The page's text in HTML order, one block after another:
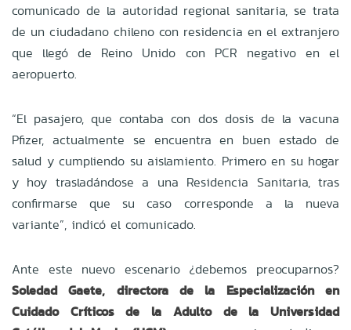
comunicado de la autoridad regional sanitaria, se trata
de un ciudadano chileno con residencia en el extranjero
que llegó de Reino Unido con PCR negativo en el
aeropuerto.
“El pasajero, que contaba con dos dosis de la vacuna
Pfizer, actualmente se encuentra en buen estado de
salud y cumpliendo su aislamiento. Primero en su hogar
y hoy trasladándose a una Residencia Sanitaria, tras
confirmarse que su caso corresponde a la nueva
variante”, indicó el comunicado.
Ante este nuevo escenario ¿debemos preocuparnos?
Soledad Gaete, directora de la Especialización en
Cuidado Críticos de la Adulto de la Universidad